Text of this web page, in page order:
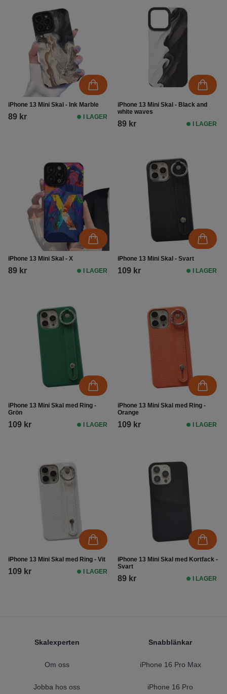
iPhone 13 Mini Skal - Ink Marble
89 kr I LAGER
iPhone 13 Mini Skal - Black and
white waves
89 kr I LAGER
iPhone 13 Mini Skal - X
89 kr I LAGER
iPhone 13 Mini Skal - Svart
109 kr I LAGER
iPhone 13 Mini Skal med Ring -
Grön
109 kr I LAGER
iPhone 13 Mini Skal med Ring -
Orange
109 kr I LAGER
iPhone 13 Mini Skal med Ring - Vit
109 kr I LAGER
iPhone 13 Mini Skal med Kortfack -
Svart
89 kr I LAGER
Skalexperten
Om oss
Jobba hos oss
Snabblänkar
iPhone 16 Pro Max
iPhone 16 Pro